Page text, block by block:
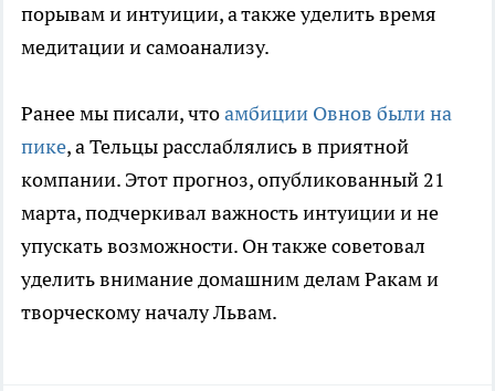
порывам и интуиции, а также уделить время
медитации и самоанализу.
Ранее мы писали, чтоамбиции Овнов были на
пике, а Тельцы расслаблялись в приятной
компании. Этот прогноз, опубликованный 21
марта, подчеркивал важность интуиции и не
упускать возможности. Он также советовал
уделить внимание домашним делам Ракам и
творческому началу Львам.